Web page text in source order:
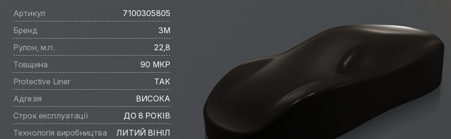
Артикул
7100305805
Бренд
3M
Рулон, м.п.
22,8
Товщина
90 МКР
Protective Liner
ТАК
Адгезія
ВИСОКА
Строк експлуатації
ДО 8 РОКІВ
Технологія виробництва
ЛИТИЙ ВІНІЛ